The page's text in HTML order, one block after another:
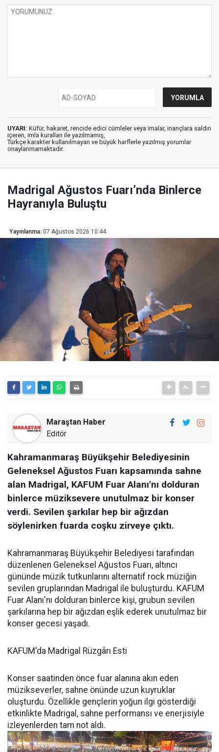
UYARI: Küfür, hakaret, rencide edici cümleler veya imalar, inançlara saldırı
içeren, imla kuralları ile yazılmamış,
Türkçe karakter kullanılmayan ve büyük harflerle yazılmış yorumlar
onaylanmamaktadır.
Madrigal Ağustos Fuarı’nda Binlerce
Hayranıyla Buluştu
Yayınlanma: 07 Ağustos 2026 10:44
Maraştan Haber
Editör
Kahramanmaraş Büyükşehir Belediyesinin
Geleneksel Ağustos Fuarı kapsamında sahne
alan Madrigal, KAFUM Fuar Alanı'nı dolduran
binlerce müziksevere unutulmaz bir konser
verdi. Sevilen şarkılar hep bir ağızdan
söylenirken fuarda coşku zirveye çıktı.
Kahramanmaraş Büyükşehir Belediyesi tarafından
düzenlenen Geleneksel Ağustos Fuarı, altıncı
gününde müzik tutkunlarını alternatif rock müziğin
sevilen gruplarından Madrigal ile buluşturdu. KAFUM
Fuar Alanı'nı dolduran binlerce kişi, grubun sevilen
şarkılarına hep bir ağızdan eşlik ederek unutulmaz bir
konser gecesi yaşadı.
KAFUM'da Madrigal Rüzgârı Esti
Konser saatinden önce fuar alanına akın eden
müzikseverler, sahne önünde uzun kuyruklar
oluşturdu. Özellikle gençlerin yoğun ilgi gösterdiği
etkinlikte Madrigal, sahne performansı ve enerjisiyle
izleyenlerden tam not aldı.